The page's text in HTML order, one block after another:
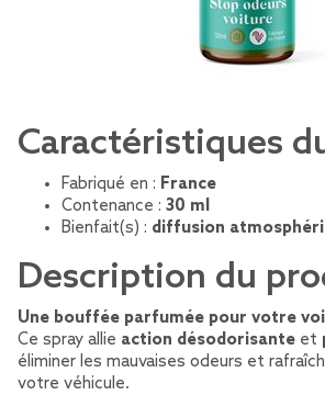
Caractéristiques
Fabriqué en : France
Contenance : 30 ml
Bienfait(s) : diffusion
Description du
Une bouffée parfumée pour votre
Ce spray allie action désodorisante et
éliminer les mauvaises odeurs et
votre véhicule.